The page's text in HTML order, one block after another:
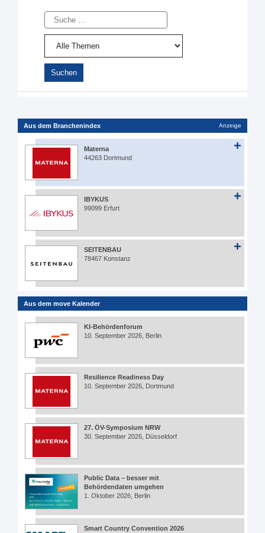
Suche
Aus dem Branchenindex Anzeige
Materna
44263 Dortmund
IBYKUS
99099 Erfurt
SEITENBAU
78467 Konstanz
Aus dem move Kalender
KI-Behördenforum
10. September 2026, Berlin
Resilience Readiness Day
10. September 2026, Dortmund
27. ÖV-Symposium NRW
30. September 2026, Düsseldorf
Public Data – besser mit
Behördendaten umgehen
1. Oktober 2026, Berlin
Smart Country Convention 2026